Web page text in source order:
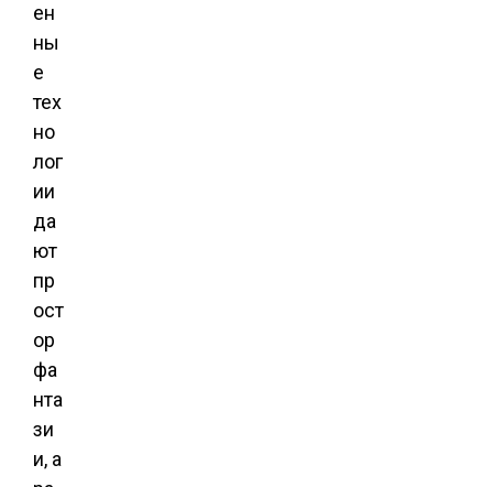
ен
ны
е
тех
но
лог
ии
да
ют
пр
ост
ор
фа
нта
зи
и, а